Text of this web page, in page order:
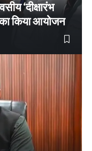
‘दीक्षारंभ
किया आयोजन